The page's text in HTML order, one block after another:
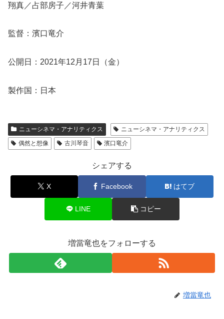
翔真／占部房子／河井青葉
監督：濱口竜介
公開日：2021年12月17日（金）
製作国：日本
ニューシネマ・アナリティクス
ニューシネマ・アナリティクス
偶然と想像
古川琴音 濱口竜介
シェアする
X Facebook はてブ
LINE コピー
増當竜也をフォローする
増當竜也